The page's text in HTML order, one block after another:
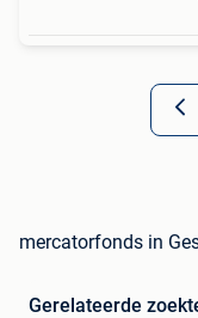
mercatorfonds in
Gerelateerde